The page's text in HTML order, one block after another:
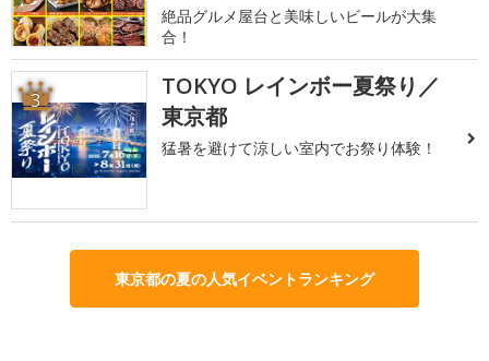
絶品グルメ屋台と美味しいビールが大集
合！
3
TOKYO レインボー夏祭り／
東京都
猛暑を避けて涼しい室内でお祭り体験！
東京都の夏の人気イベントランキング